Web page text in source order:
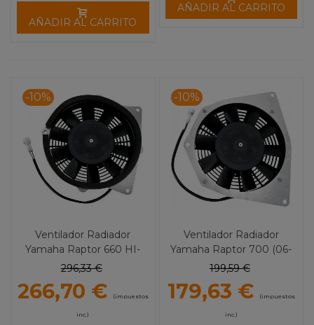
AÑADIR AL CARRITO
AÑADIR AL CARRITO
-10%
Ventilador Radiador
Yamaha Raptor 660 HI-
Performance MOOSE
296,33 €
266,70 € (impuestos
inc.)
-10%
Ventilador Radiador
Yamaha Raptor 700 (06-
09) HI-Performance
199,59 €
179,63 € (impuestos
inc.)